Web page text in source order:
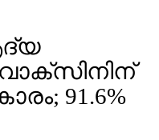
ജിതിന്‍ കെ.
കളങ്കാവല്‍.
വേഫറര്‍
ചേര്‍ന്ന്
91.6%